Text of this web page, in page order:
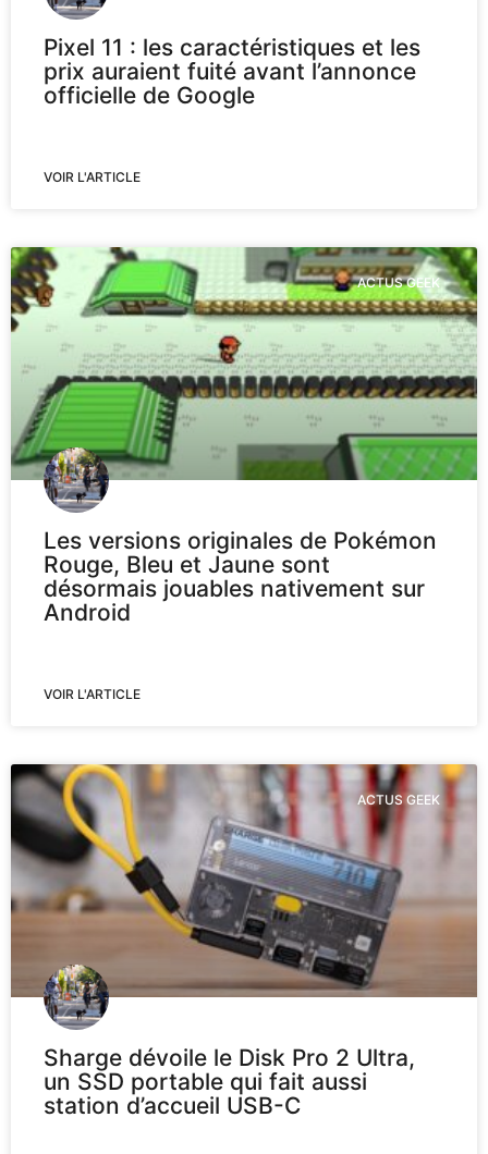
Pixel 11 : les caractéristiques et les
prix auraient fuité avant l’annonce
officielle de Google
VOIR L'ARTICLE
ACTUS GEEK
Les versions originales de Pokémon
Rouge, Bleu et Jaune sont
désormais jouables nativement sur
Android
VOIR L'ARTICLE
ACTUS GEEK
Sharge dévoile le Disk Pro 2 Ultra,
un SSD portable qui fait aussi
station d’accueil USB-C